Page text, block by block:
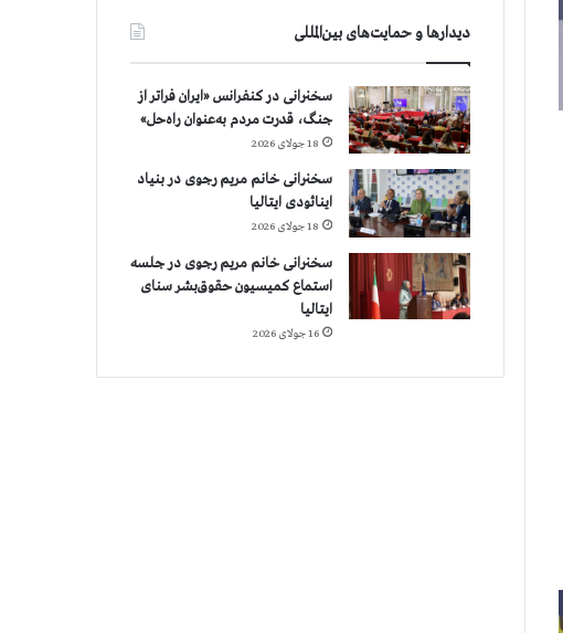
دیدارها و حمایت‌های بین‌المللی
سخنرانی در کنفرانس «ایران فراتر از
جنگ، قدرت مردم به‌عنوان راه‌حل»
18 جولای 2026
سخنرانی خانم مریم رجوی در بنیاد
اینائودی ایتالیا
18 جولای 2026
سخنرانی خانم مریم رجوی در جلسه
استماع کمیسیون حقوق‌بشر سنای
ایتالیا
16 جولای 2026